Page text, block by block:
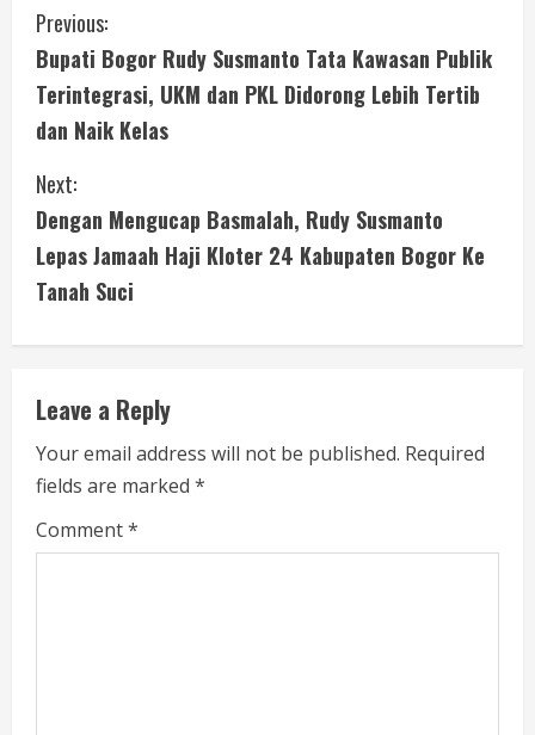
C
o
n
t
i
n
R
e
a
Previous:
Bupati Bogor Rudy Susmanto Tata Kawasan Publik
Terintegrasi, UKM dan PKL Didorong Lebih Tertib
dan Naik Kelas
Next:
Dengan Mengucap Basmalah, Rudy Susmanto
Lepas Jamaah Haji Kloter 24 Kabupaten Bogor Ke
Tanah Suci
Leave a Reply
Your email address will not be published. Required
fields are marked *
Comment*